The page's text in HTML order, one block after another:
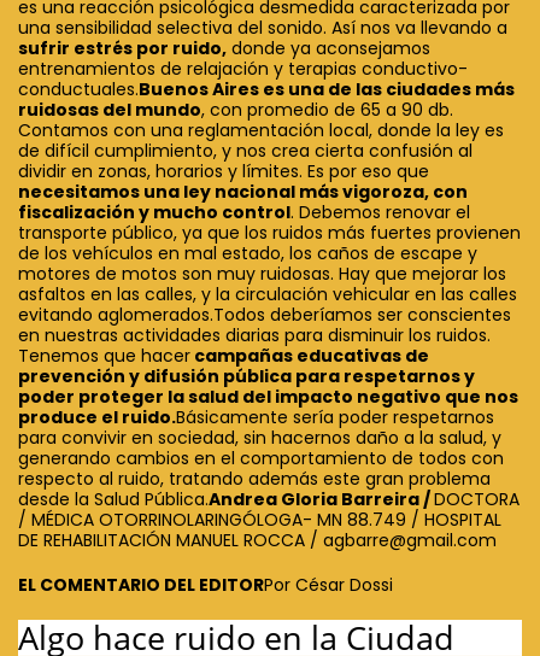
es una reacción psicológica desmedida caracterizada por
una sensibilidad selectiva del sonido. Así nos va llevando a
sufrir estrés por ruido, donde ya aconsejamos
entrenamientos de relajación y terapias conductivo-
conductuales.Buenos Aires es una de las ciudades más
ruidosas del mundo, con promedio de 65 a 90 db.
Contamos con una reglamentación local, donde la ley es
de difícil cumplimiento, y nos crea cierta confusión al
dividir en zonas, horarios y límites. Es por eso que
necesitamos una ley nacional más vigoroza, con
fiscalización y mucho control. Debemos renovar el
transporte público, ya que los ruidos más fuertes provienen
de los vehículos en mal estado, los caños de escape y
motores de motos son muy ruidosas. Hay que mejorar los
asfaltos en las calles, y la circulación vehicular en las calles
evitando aglomerados.Todos deberíamos ser conscientes
en nuestras actividades diarias para disminuir los ruidos.
Tenemos que hacer campañas educativas de
prevención y difusión pública para respetarnos y
poder proteger la salud del impacto negativo que nos
produce el ruido.Básicamente sería poder respetarnos
para convivir en sociedad, sin hacernos daño a la salud, y
generando cambios en el comportamiento de todos con
respecto al ruido, tratando además este gran problema
desde la Salud Pública.Andrea Gloria Barreira /DOCTORA
/ MÉDICA OTORRINOLARINGÓLOGA- MN 88.749 / HOSPITAL
DE REHABILITACIÓN MANUEL ROCCA / agbarre@gmail.com
EL COMENTARIO DEL EDITORPor César Dossi
Algo hace ruido en la Ciudad